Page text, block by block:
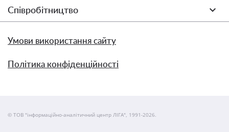
Співробітництво
Умови використання сайту
Політика конфіденційності
© ТОВ "інформаційно-аналітичний центр ЛІГА", 1991-2026.